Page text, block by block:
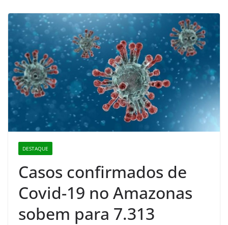
DESTAQUE
Casos confirmados de
Covid-19 no Amazonas
sobem para 7.313